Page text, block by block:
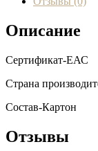
Описание
Сертификат-ЕАС
Страна
Состав-Картон
Отзывы